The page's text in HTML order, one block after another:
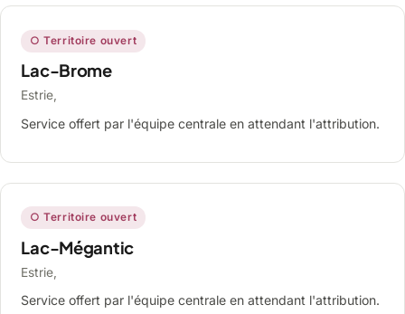
○ Territoire ouvert
Lac-Brome
Estrie,
Service offert par l'équipe centrale en attendant l'attribution.
○ Territoire ouvert
Lac-Mégantic
Estrie,
Service offert par l'équipe centrale en attendant l'attribution.